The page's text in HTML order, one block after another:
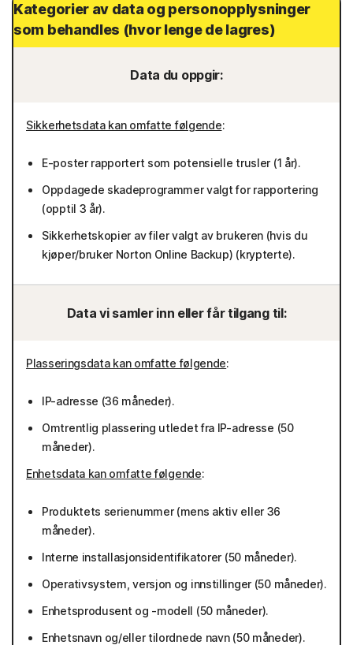
Kategorier av data og personopplysninger
som behandles (hvor lenge de lagres)
Data du oppgir:
Sikkerhetsdata kan omfatte følgende:
E-poster rapportert som potensielle trusler (1 år).
Oppdagede skadeprogrammer valgt for rapportering
(opptil 3 år).
Sikkerhetskopier av filer valgt av brukeren (hvis du
kjøper/bruker Norton Online Backup) (krypterte).
Data vi samler inn eller får tilgang til:
Plasseringsdata kan omfatte følgende:
IP-adresse (36 måneder).
Omtrentlig plassering utledet fra IP-adresse (50
måneder).
Enhetsdata kan omfatte følgende:
Produktets serienummer (mens aktiv eller 36
måneder).
Interne installasjonsidentifikatorer (50 måneder).
Operativsystem, versjon og innstillinger (50 måneder).
Enhetsprodusent og -modell (50 måneder).
Enhetsnavn og/eller tilordnede navn (50 måneder).